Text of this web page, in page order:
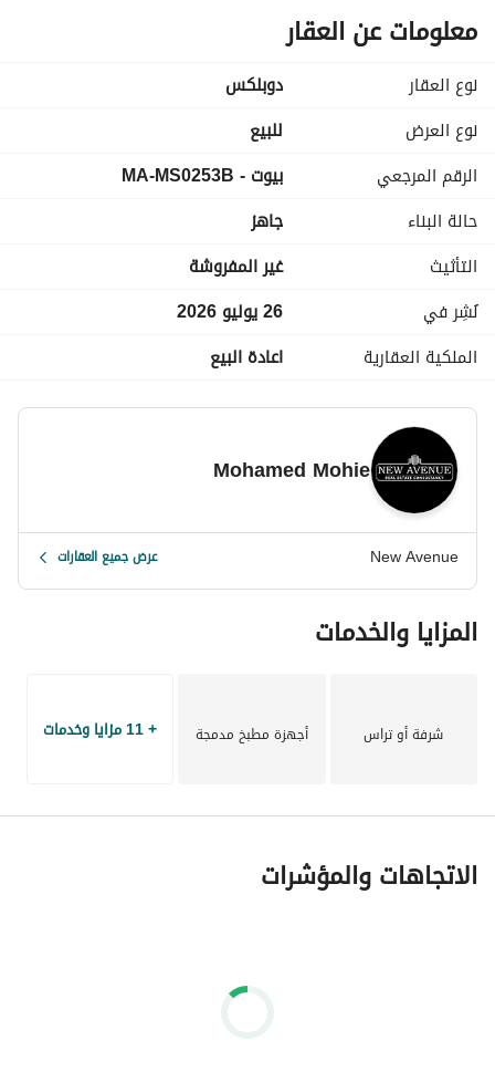
السعر الإجمالي: ٣٢,٨٠٠,٠٠٠ جنيه مصري
MA-MS
معلومات عن العقار
نوع العقار
دوبلكس
نوع العرض
للبيع
الرقم المرجعي
بيوت - MA-MS0253B
حالة البناء
جاهز
التأثيث
غير المفروشة
نُشِر في
26 يوليو 2026
الملكية العقارية
اعادة البيع
Mohamed Mohie
New Avenue عرض جميع العقارات
المزايا والخدمات
شرفة أو تراس أجهزة مطبخ مدمجة + 11 مزايا وخدمات
الاتجاهات والمؤشرات